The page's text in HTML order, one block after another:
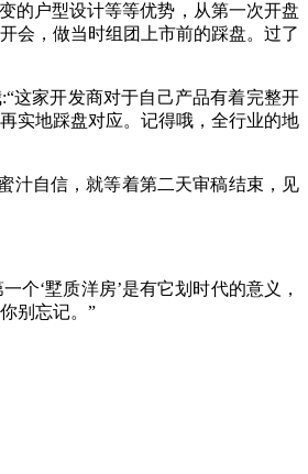
的户型设计等等优势，从第一次开盘
会，做当时组团上市前的踩盘。过了
“这家开发商对于自己产品有着完整开
实地踩盘对应。记得哦，全行业的地
汁自信，就等着第二天审稿结束，见
‘墅质洋房’是有它划时代的意义，
别忘记。 ”